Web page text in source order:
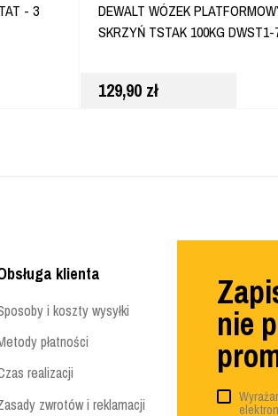
- 3
DEWALT WÓZEK
SKRZYŃ TSTAK 100KG DWST1-
129,90 zł
nie
klienta
i koszty wysyłki
płatności
realizacji
zwrotów i reklamacji